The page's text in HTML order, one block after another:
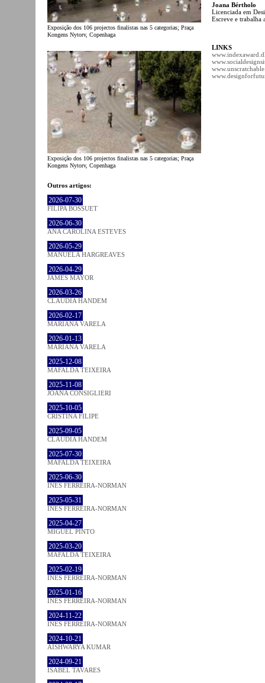
Exposição dos 106 projectos finalistas nas 5 categorias; Praça
Kongens Nytorv, Copenhaga
Exposição dos 106 projectos finalistas nas 5 categorias; Praça
Kongens Nytorv, Copenhaga
Outros artigos:
2026-07-30
FILIPA BOSSUET
2026-06-30
ANA CAROLINA ESTEVES
2026-05-29
MANUELA HARGREAVES
2026-04-29
JAMES MAYOR
2026-03-26
CLÁUDIA HANDEM
2026-02-17
MARIANA VARELA
2026-01-13
MARIANA VARELA
2025-12-08
MAFALDA TEIXEIRA
2025-11-08
JOANA CONSIGLIERI
2025-10-05
CRISTINA FILIPE
2025-09-05
CLÁUDIA HANDEM
2025-07-30
MAFALDA TEIXEIRA
2025-06-30
INÊS FERREIRA-NORMAN
2025-05-31
INÊS FERREIRA-NORMAN
2025-04-27
MIGUEL PINTO
2025-03-20
MAFALDA TEIXEIRA
2025-02-19
INÊS FERREIRA-NORMAN
2025-01-16
INÊS FERREIRA-NORMAN
2024-11-22
INÊS FERREIRA-NORMAN
2024-10-21
AISHWARYA KUMAR
2024-09-21
ISABEL TAVARES
Joana Bértholo
Licenciada em
Escreve e trabalha
LINKS